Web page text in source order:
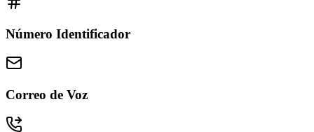
Número Identificador
Correo de Voz